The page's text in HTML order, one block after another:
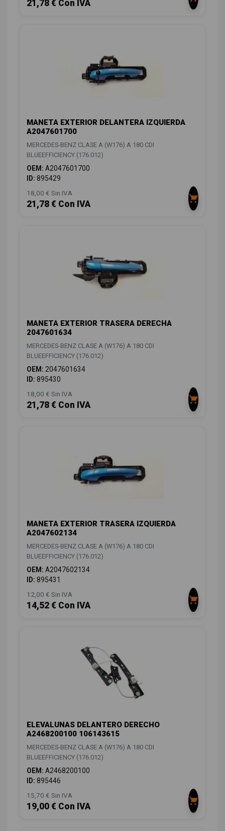
21,78 € Con IVA
MANETA EXTERIOR DELANTERA IZQUIERDA
A2047601700
MERCEDES-BENZ CLASE A (W176) A 180 CDI
BLUEEFFICIENCY (176.012)
OEM: A2047601700
ID: 895429
18,00 € Sin IVA
21,78 € Con IVA
MANETA EXTERIOR TRASERA DERECHA
2047601634
MERCEDES-BENZ CLASE A (W176) A 180 CDI
BLUEEFFICIENCY (176.012)
OEM: 2047601634
ID: 895430
18,00 € Sin IVA
21,78 € Con IVA
MANETA EXTERIOR TRASERA IZQUIERDA
A2047602134
MERCEDES-BENZ CLASE A (W176) A 180 CDI
BLUEEFFICIENCY (176.012)
OEM: A2047602134
ID: 895431
12,00 € Sin IVA
14,52 € Con IVA
ELEVALUNAS DELANTERO DERECHO
A2468200100 106143615
MERCEDES-BENZ CLASE A (W176) A 180 CDI
BLUEEFFICIENCY (176.012)
OEM: A2468200100
ID: 895446
15,70 € Sin IVA
19,00 € Con IVA